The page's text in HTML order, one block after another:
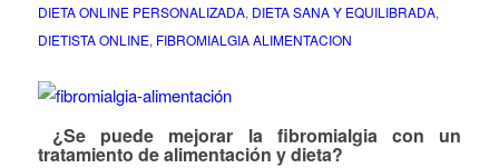
DIETA ONLINE PERSONALIZADA, DIETA SANA Y EQUILIBRADA,
DIETISTA ONLINE, FIBROMIALGIA ALIMENTACION
¿Se puede mejorar la fibromialgia con un
tratamiento de alimentación y dieta?